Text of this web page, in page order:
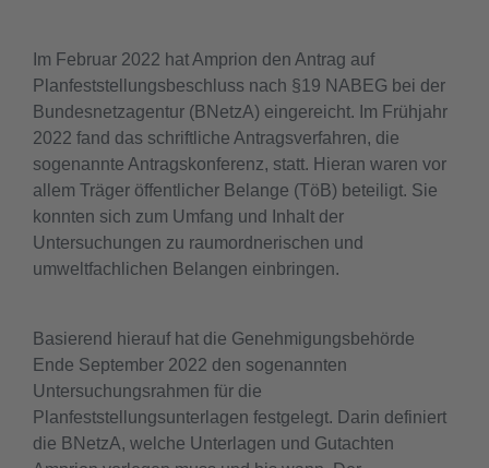
Im Februar 2022 hat Amprion den Antrag auf
Planfeststellungsbeschluss nach §19 NABEG bei der
Bundesnetzagentur (BNetzA) eingereicht. Im Frühjahr
2022 fand das schriftliche Antragsverfahren, die
sogenannte Antragskonferenz, statt. Hieran waren vor
allem Träger öffentlicher Belange (TöB) beteiligt. Sie
konnten sich zum Umfang und Inhalt der
Untersuchungen zu raumordnerischen und
umweltfachlichen Belangen einbringen.
Basierend hierauf hat die Genehmigungsbehörde
Ende September 2022 den sogenannten
Untersuchungsrahmen für die
Planfeststellungsunterlagen festgelegt. Darin definiert
die BNetzA, welche Unterlagen und Gutachten